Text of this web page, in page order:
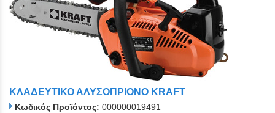
ΚΛΑΔΕΥΤΙΚΟ ΑΛΥΣΟΠΡΙΟΝΟ KRAFT
Κωδικός Προϊόντος: 000000019491